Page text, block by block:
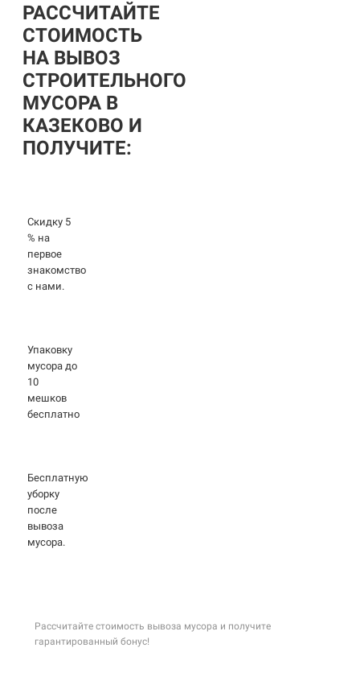
РАССЧИТАЙТЕ
СТОИМОСТЬ
НА ВЫВОЗ
СТРОИТЕЛЬНОГО
МУСОРА В
КАЗЕКОВО И
ПОЛУЧИТЕ:
Скидку 5
% на
первое
знакомство
с нами.
Упаковку
мусора до
10
мешков
бесплатно
Бесплатную
уборку
после
вывоза
мусора.
Рассчитайте стоимость вывоза мусора и получите
гарантированный бонус!